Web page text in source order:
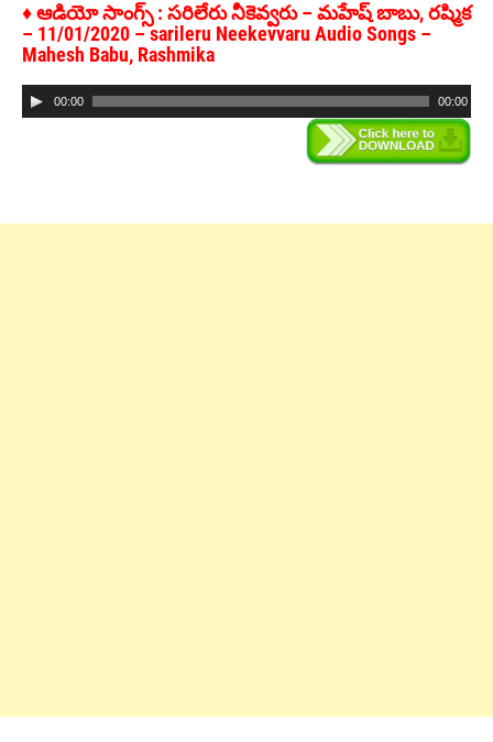
♦ ఆడియో సాంగ్స్ : సరిలేరు నీకెవ్వరు – మహేష్ బాబు, రష్మిక
– 11/01/2020 – sarileru Neekevvaru Audio Songs –
Mahesh Babu, Rashmika
Audio
Player
00:00 00:00